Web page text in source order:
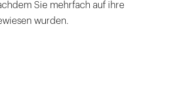
Sie mehrfach auf ihre
wurden.